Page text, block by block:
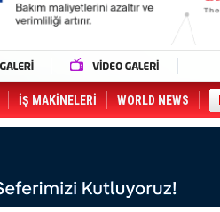
İŞ MAKİNELERİ WORLD NEWS